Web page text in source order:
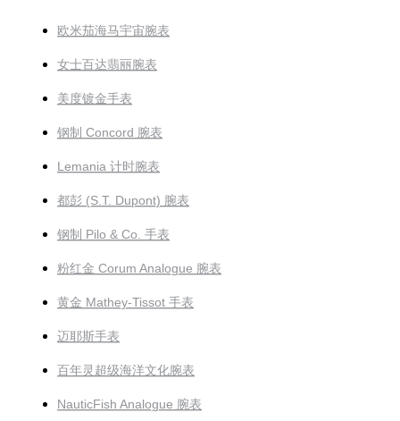
欧米茄海马宇宙腕表
女士百达翡丽腕表
美度镀金手表
钢制 Concord 腕表
Lemania 计时腕表
都彭 (S.T. Dupont) 腕表
钢制 Pilo & Co. 手表
粉红金 Corum Analogue 腕表
黄金 Mathey-Tissot 手表
迈耶斯手表
百年灵超级海洋文化腕表
NauticFish Analogue 腕表